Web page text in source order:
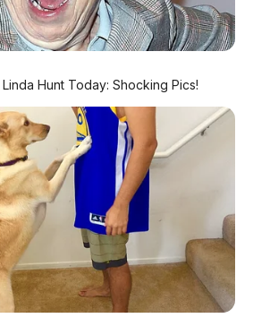
Hunt Today: Shocking Pics!